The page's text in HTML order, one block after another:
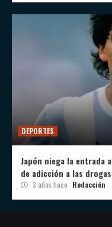
DEPORTES
Japón niega la entrada
de adicción a las drogas
3 años hace Redacción